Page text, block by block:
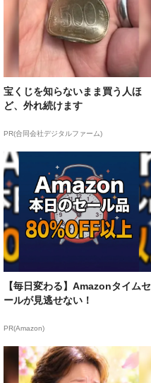
宝くじを知らないまま買う人ほ
ど、外れ続けます
PR(合同会社デジタルファーム)
【毎日変わる】Amazonタイムセ
ールが見逃せない！
PR(Amazon)